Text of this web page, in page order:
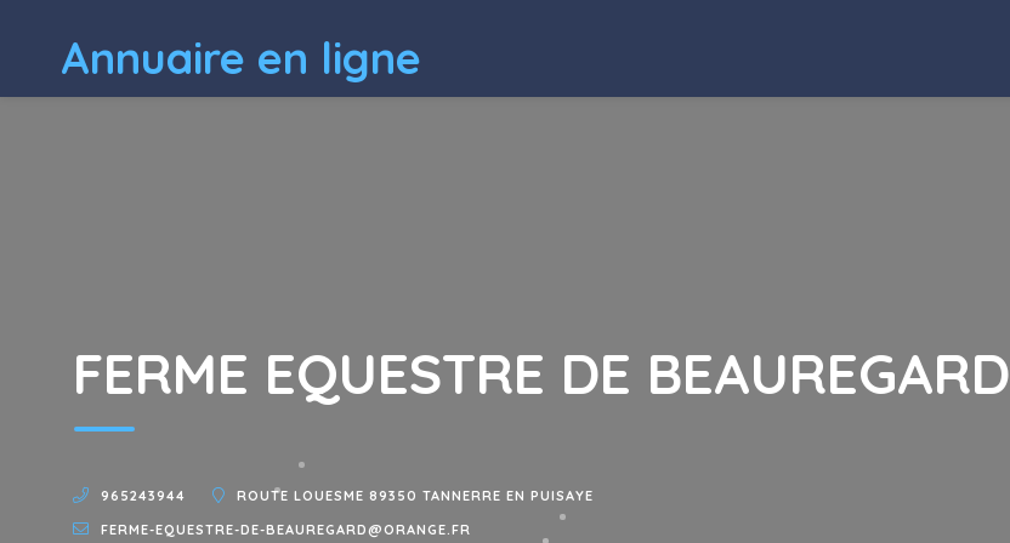
Annuaire en ligne
FERME EQUESTRE DE BEAUREGARD
965243944
ROUTE LOUESME 89350 TANNERRE EN PUISAYE
FERME-EQUESTRE-DE-BEAUREGARD@ORANGE.FR